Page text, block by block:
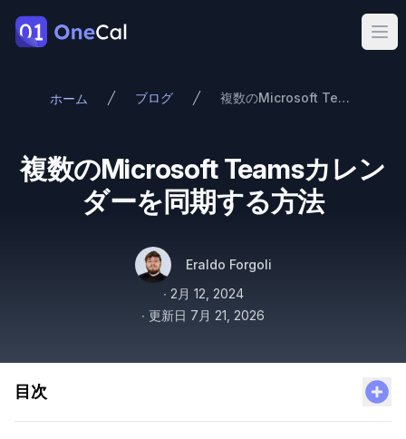
OneCal
ホーム ブログ 複数のMicrosoft Teamsカレンダーを同期する方法
複数のMicrosoft Teamsカレン
ダーを同期する方法
著者
名前
Twitter
Eraldo Forgoli
公開日
∙ 2月 12, 2024
∙ 更新日 7月 21, 2026
目次